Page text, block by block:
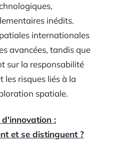
inédits.
internationales
avancées, tandis que
sur la responsabilité
les risques liés à la
spatiale.
d'innovation :
et se distinguent ?